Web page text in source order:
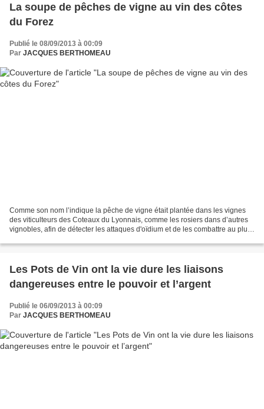
La soupe de pêches de vigne au vin des côtes
du Forez
Publié le 08/09/2013 à 00:09
Par JACQUES BERTHOMEAU
Comme son nom l’indique la pêche de vigne était plantée dans les vignes
des viticulteurs des Coteaux du Lyonnais, comme les rosiers dans d’autres
vignobles, afin de détecter les attaques d'oïdium et de les combattre au plus
Les Pots de Vin ont la vie dure les liaisons
dangereuses entre le pouvoir et l’argent
Publié le 06/09/2013 à 00:09
Par JACQUES BERTHOMEAU